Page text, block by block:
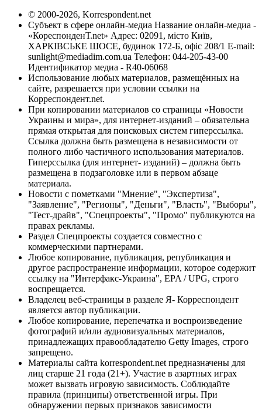
© 2000-2026, Korrespondent.net
Субъект в сфере онлайн-медиа Название онлайн-медиа -
«КореспонденТ.net» Адрес: 02091, місто Київ,
ХАРКІВСЬКЕ ШОСЕ, будинок 172-Б, офіс 208/1 E-mail:
sunlight@mediadim.com.ua Телефон: 044-205-43-00
Идентификатор медиа - R40-06068
Использование любых материалов, размещённых на
сайте, разрешается при условии ссылки на
Корреспондент.net.
При копировании материалов со страницы «Новости
Украины и мира», для интернет-изданий – обязательна
прямая открытая для поисковых систем гиперссылка.
Ссылка должна быть размещена в независимости от
полного либо частичного использования материалов.
Гиперссылка (для интернет- изданий) – должна быть
размещена в подзаголовке или в первом абзаце
материала.
Новости с пометками "Мнение", "Экспертиза",
"Заявление", "Регионы", "Деньги", "Власть", "Выборы",
"Тест-драйв", "Спецпроекты", "Промо" публикуются на
правах рекламы.
Раздел Спецпроекты создается совместно с
коммерческими партнерами.
Любое копирование, публикация, републикация и
другое распространение информации, которое содержит
ссылку на "Интерфакс-Украина", EPA / UPG, строго
воспрещается.
Владелец веб-страницы в разделе Я- Корреспондент
является автор публикации.
Любое копирование, перепечатка и воспроизведение
фотографий и/или аудиовизуальных материалов,
принадлежащих правообладателю Getty Images, строго
запрещено.
Материалы сайта korrespondent.net предназначены для
лиц старше 21 года (21+). Участие в азартных играх
может вызвать игровую зависимость. Соблюдайте
правила (принципы) ответственной игры. При
обнаружении первых признаков зависимости